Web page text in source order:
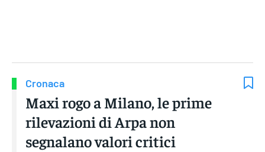
Cronaca
Maxi rogo a Milano, le prime
rilevazioni di Arpa non
segnalano valori critici